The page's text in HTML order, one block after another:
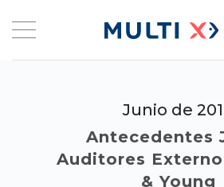
Junio de
Antecedentes
Auditores
& Young